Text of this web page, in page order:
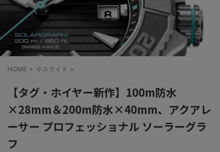
HOME > 小スライド >
【タグ・ホイヤー新作】100m防水
×28mm＆200m防水×40mm、アクアレ
ーサー プロフェッショナル ソーラーグラ
フ